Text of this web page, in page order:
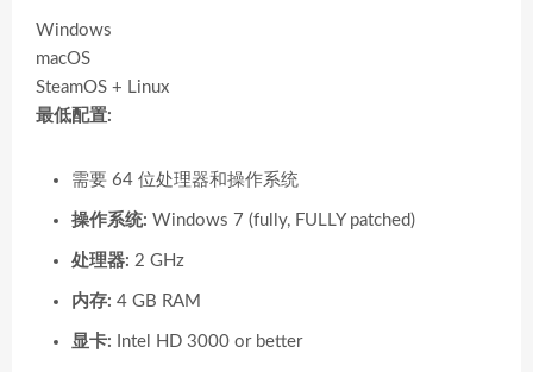
Windows
macOS
SteamOS + Linux
最低配置:
需要 64 位处理器和操作系统
操作系统: Windows 7 (fully, FULLY patched)
处理器: 2 GHz
内存: 4 GB RAM
显卡: Intel HD 3000 or better